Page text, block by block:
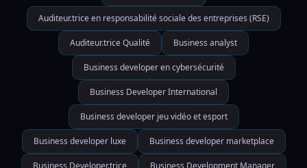
Auditeur.trice en responsabilité sociale des entreprises (RSE)
Auditeur.trice Qualité Business analyst
Business developer en cybersécurité
Business Developer International
Business developer jeu vidéo et esport
Business developer luxe Business developer marketplace
Business Developer.trice Business Development Manager